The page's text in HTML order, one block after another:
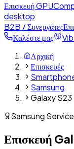
Επισκευή GPU
desktop
B2B / Συνεργάτες
Καλέστε μας
Αρχική
Επισκευές
Samsung
Galaxy S23
Samsung
Επισκευή